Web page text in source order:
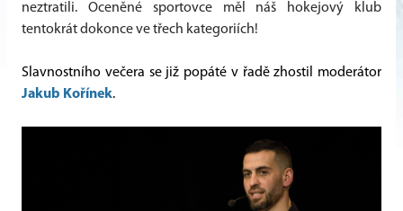
neztratili. Oceněné sportovce měl náš hokejový klub
tentokrát dokonce ve třech kategoriích!
Slavnostního večera se již popáté v řadě zhostil moderátor
Jakub Kořínek.